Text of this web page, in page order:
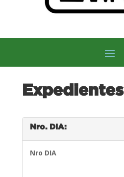
Expedientes
Nro. DIA:
Nro DIA